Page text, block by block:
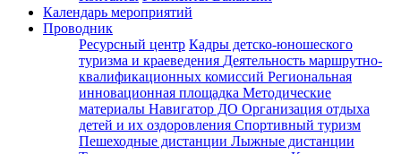
Календарь мероприятий
Проводник
Ресурсный центр Кадры детско-юношеского
туризма и краеведения Деятельность маршрутно-
квалификационных комиссий Региональная
инновационная площадка Методические
материалы Навигатор ДО Организация отдыха
детей и их оздоровления Спортивный туризм
Пешеходные дистанции Лыжные дистанции